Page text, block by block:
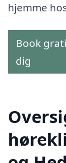
hjemme
Book
dig